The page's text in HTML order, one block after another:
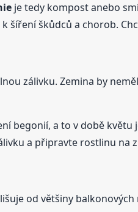
je tedy kompost anebo
šíření škůdců a chorob.
zálivku. Zemina by
begonií, a to v době
a připravte rostlinu na
od většiny